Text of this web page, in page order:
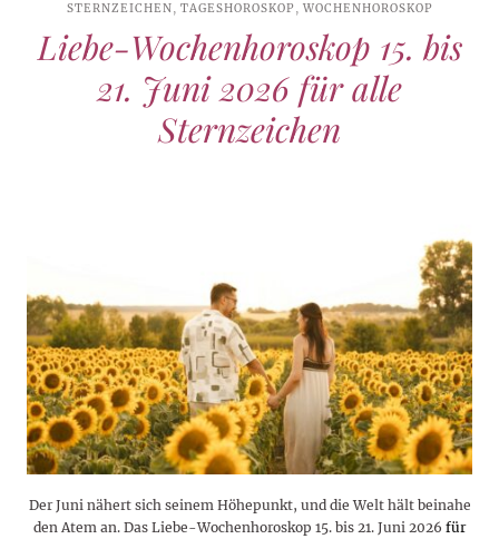
STERNZEICHEN,TAGESHOROSKOP, WOCHENHOROSKOP
Liebe-Wochenhoroskop 15. bis
21. Juni 2026 für alle
Sternzeichen
Der Juni nähert sich seinem Höhepunkt, und die Welt hält beinahe
den Atem an. Das Liebe-Wochenhoroskop 15. bis 21. Juni 2026 für